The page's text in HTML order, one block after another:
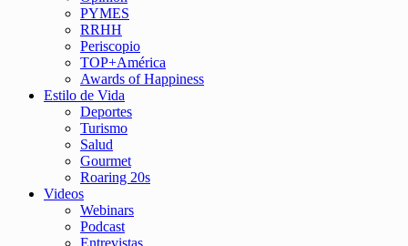
PYMES
RRHH
Periscopio
TOP+América
Awards of Happiness
Estilo de Vida
Deportes
Turismo
Salud
Gourmet
Roaring 20s
Videos
Webinars
Podcast
Entrevistas